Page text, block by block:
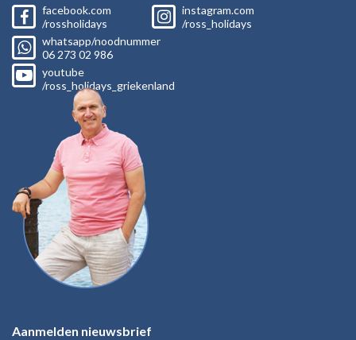
facebook.com
/rossholidays
instagram.com
/ross_holidays
whatsapp/noodnummer
06 273 02 986
youtube
/ross_holidays_griekenland
Aanmelden nieuwsbrief